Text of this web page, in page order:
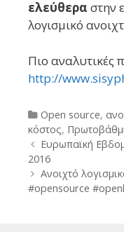
ελεύθερα στην
λογισμικό
Πιο αναλυτικές
http://
Categories
Open source,
κόστος,
Post
navigation
Ευρωπαϊκή
2016
Ανοιχτό
#opensource